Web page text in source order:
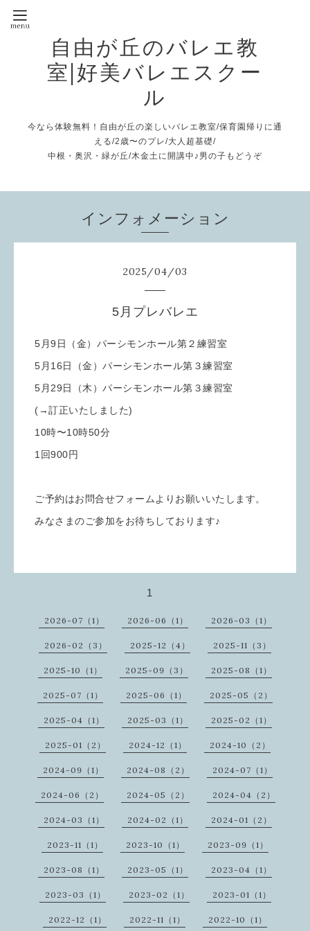
自由が丘のバレエ教
室|好美バレエスクー
ル
今なら体験無料！自由が丘の楽しいバレエ教室/保育園帰りに通
える/2歳〜のプレ/大人超基礎/
中根・奥沢・緑が丘/木金土に開講中♪男の子もどうぞ
インフォメーション
2025/04/03
5月プレバレエ
5月9日（金）パーシモンホール第２練習室
5月16日（金）パーシモンホール第３練習室
5月29日（木）パーシモンホール第３練習室
(→訂正いたしました)
10時〜10時50分
1回900円
ご予約はお問合せフォームよりお願いいたします。
みなさまのご参加をお待ちしております♪
1
2026-07（1） 2026-06（1） 2026-03（1）
2026-02（3） 2025-12（4） 2025-11（3）
2025-10（1） 2025-09（3） 2025-08（1）
2025-07（1） 2025-06（1） 2025-05（2）
2025-04（1） 2025-03（1） 2025-02（1）
2025-01（2） 2024-12（1） 2024-10（2）
2024-09（1） 2024-08（2） 2024-07（1）
2024-06（2） 2024-05（2） 2024-04（2）
2024-03（1） 2024-02（1） 2024-01（2）
2023-11（1） 2023-10（1） 2023-09（1）
2023-08（1） 2023-05（1） 2023-04（1）
2023-03（1） 2023-02（1） 2023-01（1）
2022-12（1） 2022-11（1） 2022-10（1）